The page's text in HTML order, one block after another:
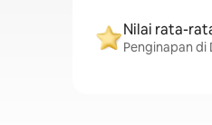
Nilai rata-
Penginapan